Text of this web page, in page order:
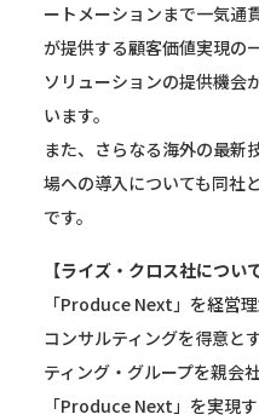
ートメーションまで一気通
が提供する顧客価値実現の
ソリューションの提供機会
います。
また、さらなる海外の最新
場への導入についても同社
です。
【ライズ・クロス社について
「Produce Next」を経営
コンサルティングを得意と
ティング・グループを親会
「Produce Next」を実現